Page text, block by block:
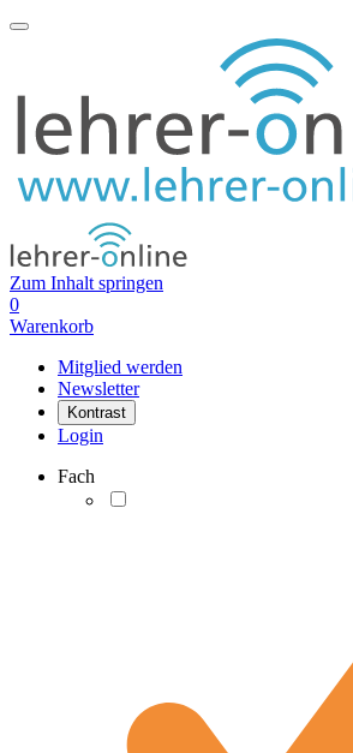
Zum Inhalt springen
0
Warenkorb
Mitglied werden
Newsletter
Kontrast
Login
Fach